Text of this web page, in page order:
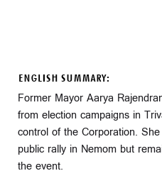
ENGLISH SUMMARY:
Former Mayor Aarya
from election campaigns in
control of the Corporation.
public rally in Nemom but
the event.